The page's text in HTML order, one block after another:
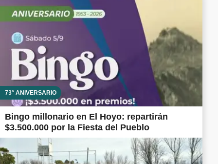
73° ANIVERSARIO
Bingo millonario en El Hoyo: repartirán
$3.500.000 por la Fiesta del Pueblo